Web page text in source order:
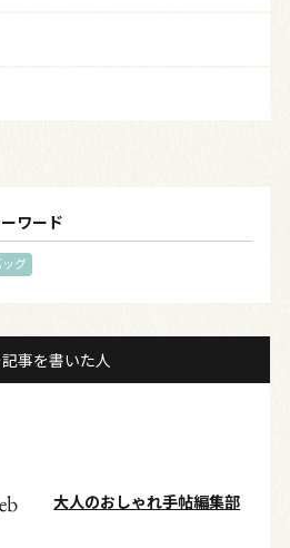
ワード
グ
事を書いた人
大人のおしゃれ手帖編集部